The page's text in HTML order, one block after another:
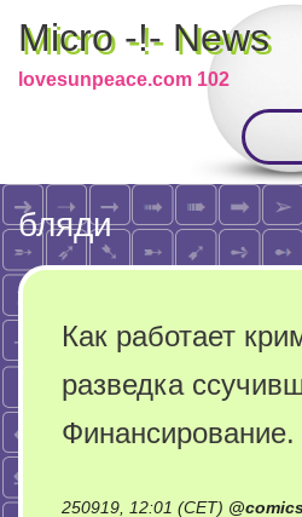
Micro -!- News
lovesunpeace.com 102
бляди
Как работает
разведка
Финансирование.
250919, 12:01 (CET) @